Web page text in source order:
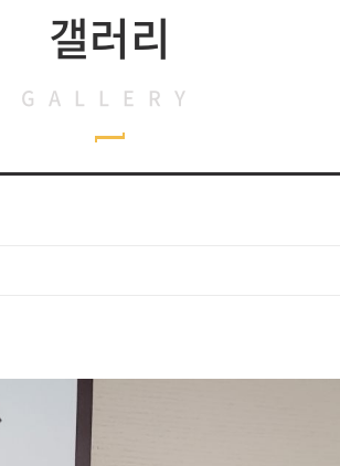
갤러리
GALLERY